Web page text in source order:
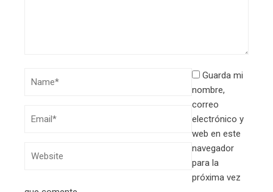
Guarda mi
nombre,
correo
electrónico y
web en este
navegador
para la
próxima vez